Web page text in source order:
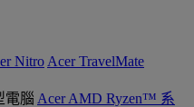
Nitro Acer TravelMate
Acer AMD Ryzen™ 系